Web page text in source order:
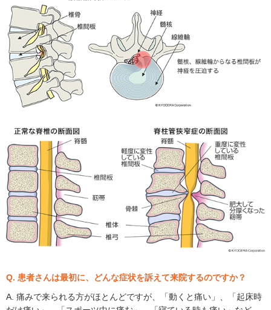
Q. 患者さんは最初に、どんな症状を訴えて来院するのですか？
A. 痛みで来られる方がほとんどですが、「動くと痛い」、「起床時